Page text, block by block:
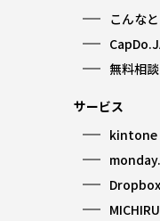
こんな
無料相談
サービス
kintone
Dropbox